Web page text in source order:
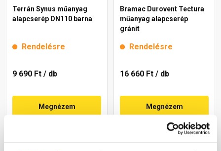
Terrán Synus műanyag
alapcserép DN110 barna
Rendelésre
9 690 Ft / db
Megnézem
Bramac Durovent Tectura
műanyag alapcserép
gránit
Rendelésre
16 660 Ft / db
Megnézem